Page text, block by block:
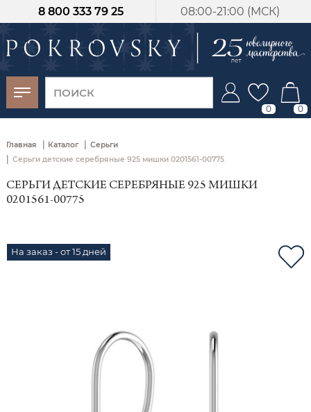
08:00-21:00 (МСК)
8 800 333 79 25
0 0
Главная | Каталог | Серьги
| Серьги детские серебряные 925 мишки 0201561-00775
СЕРЬГИ ДЕТСКИЕ СЕРЕБРЯНЫЕ 925 МИШКИ
0201561-00775
На заказ - от 15 дней
-30%
от 15 дней с
момента оплаты